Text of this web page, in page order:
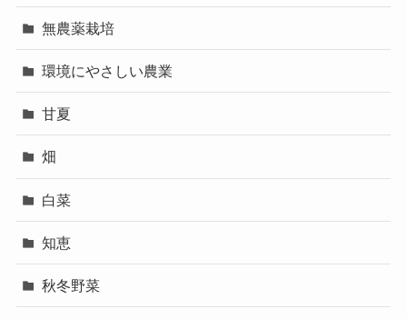
無農薬栽培
環境にやさしい農業
甘夏
畑
白菜
知恵
秋冬野菜